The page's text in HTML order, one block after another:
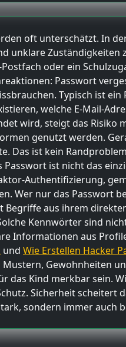
oft unterschätzt. In
unklare Zuständigkeiten
Postfach oder ein
Passwort
Typisch ist
welche E-Mail-
wird, steigt das Risiko
genutzt werden.
Das ist kein
Passwort ist nicht das
Authentifizierung,
Wer nur das Passwort
Begriffe aus ihrem
Kennwörter sind
Informationen aus
und Wie Erstellen Hacker
Gewohnheiten
das Kind merkbar sein.
Sicherheit scheitert
sondern immer auch